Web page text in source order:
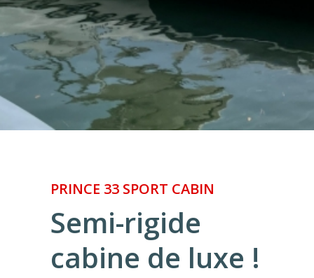
PRINCE 33 SPORT CABIN
Semi-rigide
cabine de luxe !